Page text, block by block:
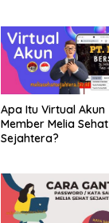
Apa Itu Virtual Akun
Member Melia Sehat
Sejahtera?